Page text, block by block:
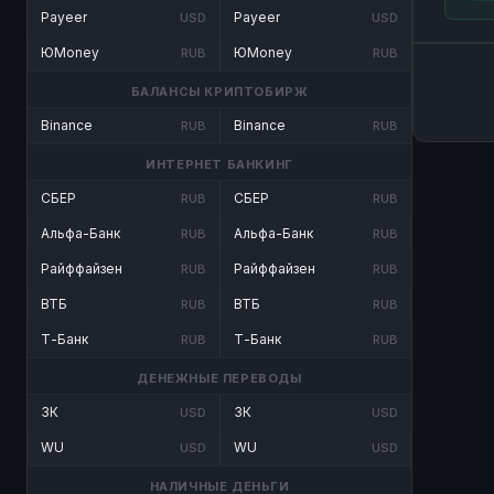
Payeer USD
ЮMoney RUB
Payeer USD
ЮMoney RUB
БАЛАНСЫ КРИПТОБИРЖ
Binance RUB Binance RUB
ИНТЕРНЕТ БАНКИНГ
СБЕР RUB
Альфа-Банк RUB
Райффайзен RUB
ВТБ RUB
Т-Банк RUB
СБЕР RUB
Альфа-Банк RUB
Райффайзен RUB
ВТБ RUB
Т-Банк RUB
ДЕНЕЖНЫЕ ПЕРЕВОДЫ
ЗК USD
WU USD
ЗК USD
WU USD
НАЛИЧНЫЕ ДЕНЬГИ